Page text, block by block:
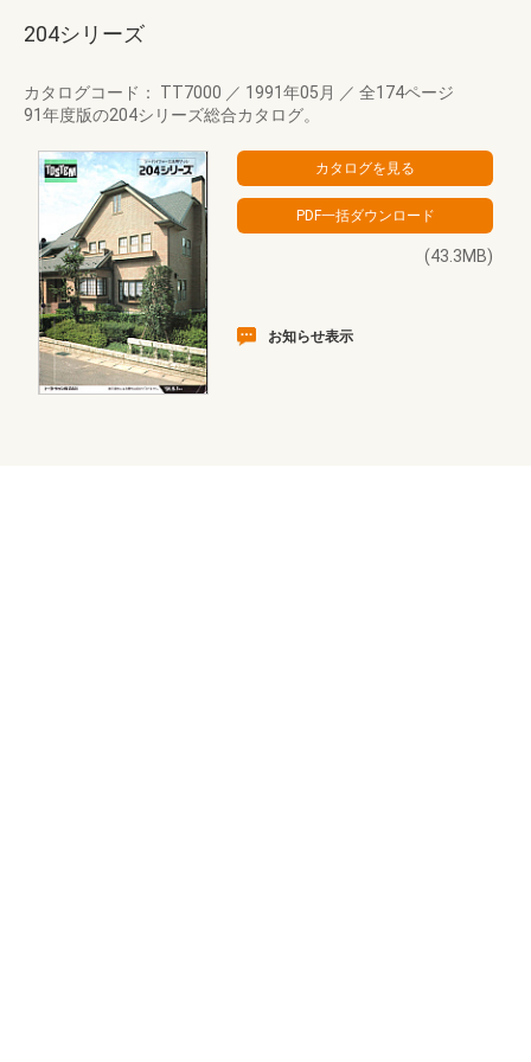
204シリーズ
カタログコード： TT7000 ／ 1991年05月 ／ 全174ページ
91年度版の204シリーズ総合カタログ。
(43.3MB)
お知らせ表示